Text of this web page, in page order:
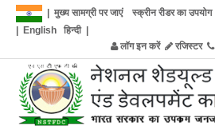
मुख्य सामग्री पर जाएं स्क्रीन रीडर का उपयोग
English हिन्दी|
लॉग इन करें
रजिस्टर